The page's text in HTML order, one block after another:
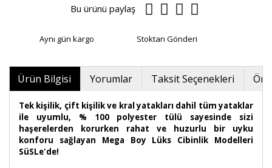
Bu ürünü paylaş
Aynı gün kargo Stoktan Gönderi
Ürün Bilgisi Yorumlar Taksit Seçenekleri
Tek kişilik, çift kişilik ve kral yatakları dahil tüm yataklar
ile uyumlu, % 100 polyester tülü sayesinde sizi
haşerelerden korurken rahat ve huzurlu bir uyku
konforu sağlayan Mega Boy Lüks Cibinlik Modelleri
SüSLe'de!